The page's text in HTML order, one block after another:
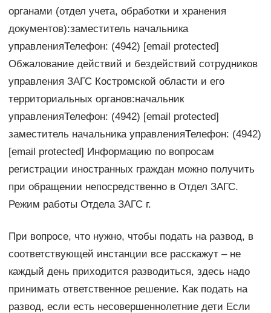
органами (отдел учета, обработки и хранения
документов):заместитель начальника
управленияТелефон: (4942) [email protected]
Обжалование действий и бездействий сотрудников
управления ЗАГС Костромской области и его
территориальных органов:начальник
управленияТелефон: (4942) [email protected]
заместитель начальника управленияТелефон: (4942)
[email protected] Информацию по вопросам
регистрации иностранных граждан можно получить
при обращении непосредственно в Отдел ЗАГС.
Режим работы Отдела ЗАГС г.
При вопросе, что нужно, чтобы подать на развод, в
соответствующей инстанции все расскажут – не
каждый день приходится разводиться, здесь надо
принимать ответственное решение. Как подать на
развод, если есть несовершеннолетние дети Если